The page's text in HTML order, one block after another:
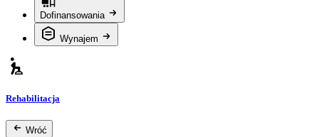
Dofinansowania
Wynajem
Rehabilitacja
Wróć